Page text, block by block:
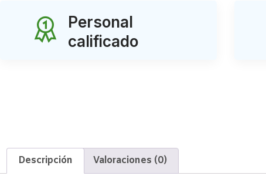
Personal
calificado
Descripción Valoraciones (0)